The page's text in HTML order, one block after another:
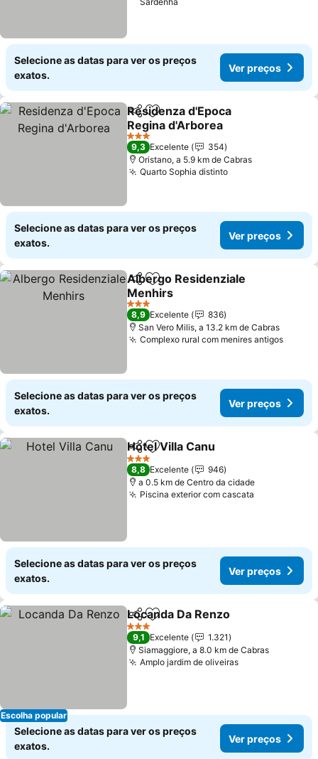
Selecione as datas para ver os preços
exatos.
Ver preços
PartilharAdicionar aos favoritos
Residenza d'Epoca
Regina d'Arborea
3 Estrelas
9,3 Excelente
354
Oristano, a 5.9 km de Cabras
Quarto Sophia distinto
Selecione as datas para ver os preços
exatos.
Ver preços
PartilharAdicionar aos favoritos
Albergo Residenziale
Menhirs
3 Estrelas
8,9 Excelente
836
San Vero Milis, a 13.2 km de Cabras
Complexo rural com menires antigos
Selecione as datas para ver os preços
exatos.
Ver preços
PartilharAdicionar aos favoritos
Hotel Villa Canu
3 Estrelas
8,8 Excelente
946
a 0.5 km de Centro da cidade
Piscina exterior com cascata
Selecione as datas para ver os preços
exatos.
Ver preços
Escolha popular
PartilharAdicionar aos favoritos
Locanda Da Renzo
3 Estrelas
9,1 Excelente
1.321
Siamaggiore, a 8.0 km de Cabras
Amplo jardim de oliveiras
Selecione as datas para ver os preços
exatos.
Ver preços